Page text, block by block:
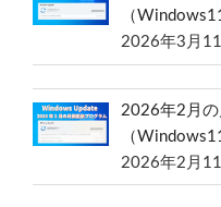
（
2026年3月
2026年2月
（
2026年2月